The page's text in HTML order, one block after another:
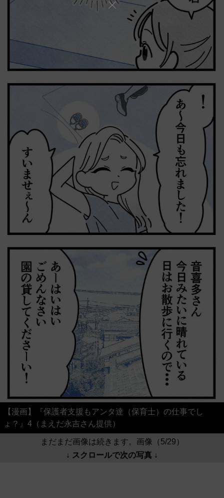
【漫画】『保護者支援もアンタ達（保育士）の仕事でし
ょ？』4（まえだ永吉さん提供）
まだまだ画像は続きます。画像（5/29）
↓ スクロールで次の写真 ↓